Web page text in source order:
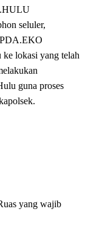
seluler,
lokasi yang telah
guna proses
yang wajib